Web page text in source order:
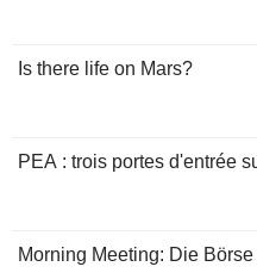
Is there life on Mars?
PEA : trois portes d'entrée
Morning Meeting: Die